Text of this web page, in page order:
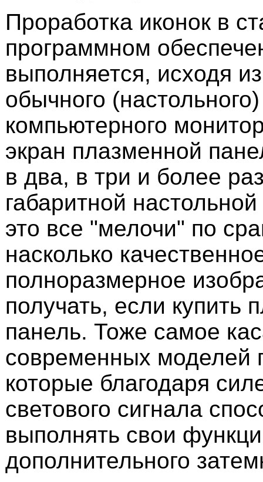
Проработка иконок в
программном
выполняется, исходя
обычного (настольного)
компьютерного
экран плазменной
в два, в три и более
габаритной
это все "мелочи" по
насколько
полноразмерное
получать, если купить
панель. Тоже самое
современных моделей
которые благодаря
светового сигнала
выполнять свои
дополнительного